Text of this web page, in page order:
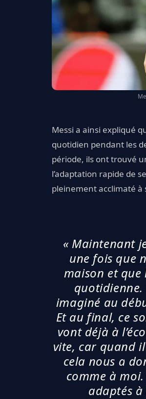
Messi a ainsi expliqué
quotidien pendant les
période, ils ont trouvé
l’adaptation rapide de
pleinement acclimaté à
« Maintenant
une fois que
maison et que
quotidienne.
imaginé au
Et au final, ce
vont déjà à
vite, car quand
cela nous a
comme à
adaptés